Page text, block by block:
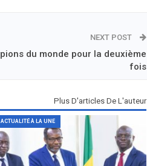
NEXT POST
du monde pour la deuxième
fois
Plus D'articles De L'auteur
ACTUALITÉ À LA UNE